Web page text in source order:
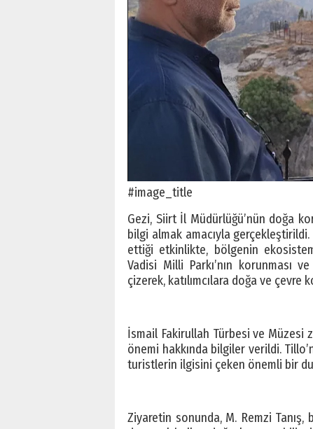
#image_title
Gezi, Siirt İl Müdürlüğü’nün doğa
bilgi almak amacıyla gerçekleştirildi.
ettiği etkinlikte, bölgenin
Vadisi Milli Parkı’nın korunması
çizerek, katılımcılara doğa ve
İsmail Fakirullah Türbesi ve Müzesi
önemi hakkında bilgiler verildi.
turistlerin ilgisini çeken önemli bir
Ziyaretin sonunda, M. Remzi